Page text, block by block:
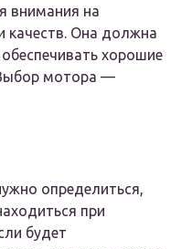
внимания на
качеств. Она должна
хорошие
Выбор мотора —
определиться,
при
будет